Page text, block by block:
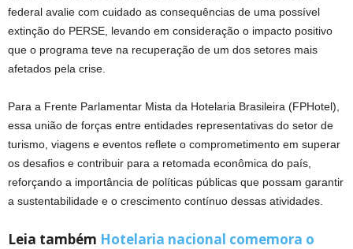
federal avalie com cuidado as consequências de uma possível
extinção do PERSE, levando em consideração o impacto positivo
que o programa teve na recuperação de um dos setores mais
afetados pela crise.
Para a Frente Parlamentar Mista da Hotelaria Brasileira (FPHotel),
essa união de forças entre entidades representativas do setor de
turismo, viagens e eventos reflete o comprometimento em superar
os desafios e contribuir para a retomada econômica do país,
reforçando a importância de políticas públicas que possam garantir
a sustentabilidade e o crescimento contínuo dessas atividades.
Leia também Hotelaria nacional comemora o